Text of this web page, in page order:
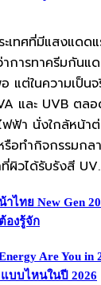
ระเทศที่มีแสงแด
การทาครีมกันแ
แต่ในความเป็น
และ UVB ตลอ
ฟฟ้า นั่งใกล้หน้
อทำกิจกรรมกล
ผิวได้รับรังสี
ไทย New Gen
องรู้จัก
Are You
บบไหนในปี 2026